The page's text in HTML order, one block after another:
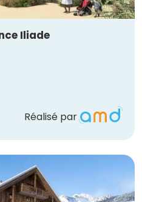
Iliade
Réalisé par